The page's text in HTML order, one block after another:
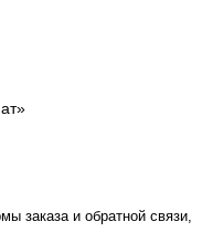
заказа и обратной связи,